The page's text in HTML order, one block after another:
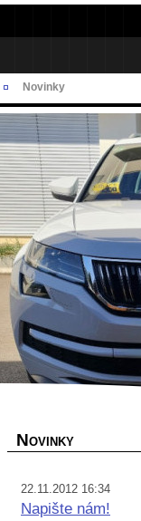
Novinky
NOVINKY
22.11.2012 16:34
Napište nám!